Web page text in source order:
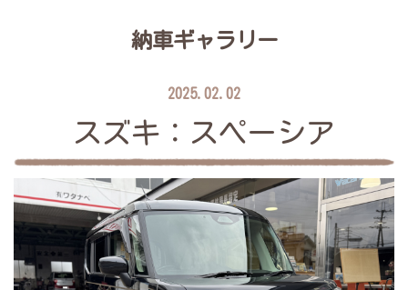
納車ギャラリー
2025.02.02
スズキ：スペーシア